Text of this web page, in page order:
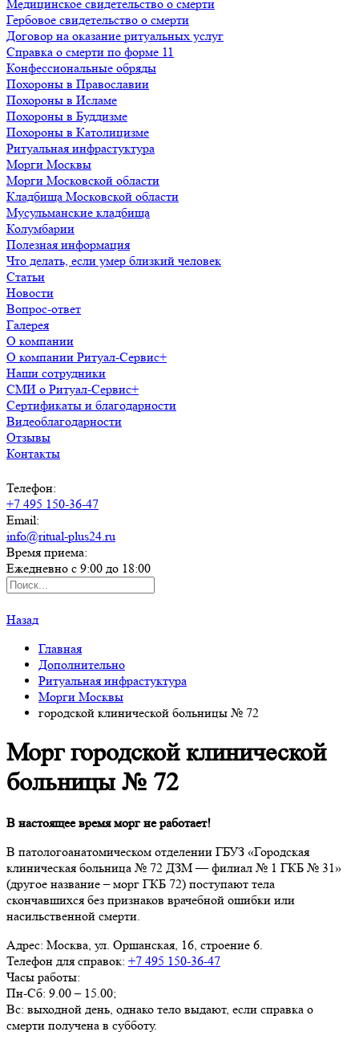
Медицинское свидетельство о смерти
Гербовое свидетельство о смерти
Договор на оказание ритуальных услуг
Справка о смерти по форме 11
Конфессиональные обряды
Похороны в Православии
Похороны в Исламе
Похороны в Буддизме
Похороны в Католицизме
Ритуальная инфрастуктура
Морги Москвы
Морги Московской области
Кладбища Московской области
Мусульманские кладбища
Колумбарии
Полезная информация
Что делать, если умер близкий человек
Статьи
Новости
Вопрос-ответ
Галерея
О компании
О компании Ритуал-Сервис+
Наши сотрудники
СМИ о Ритуал-Сервис+
Сертификаты и благодарности
Видеоблагодарности
Отзывы
Контакты
Телефон:
+7 495 150-36-47
Email:
info@ritual-plus24.ru
Время приема:
Ежедневно с 9:00 до 18:00
Назад
Главная
Дополнительно
Ритуальная инфрастуктура
Морги Москвы
городской клинической больницы № 72
Морг городской клинической
больницы № 72
В настоящее время морг не работает!
В патологоанатомическом отделении ГБУЗ «Городская
клиническая больница № 72 ДЗМ — филиал № 1 ГКБ № 31»
(другое название – морг ГКБ 72) поступают тела
скончавшихся без признаков врачебной ошибки или
насильственной смерти.
Адрес: Москва, ул. Оршанская, 16, строение 6.
Телефон для справок: +7 495 150-36-47
Часы работы:
Пн-Сб: 9.00 – 15.00;
Вс: выходной день, однако тело выдают, если справка о
смерти получена в субботу.